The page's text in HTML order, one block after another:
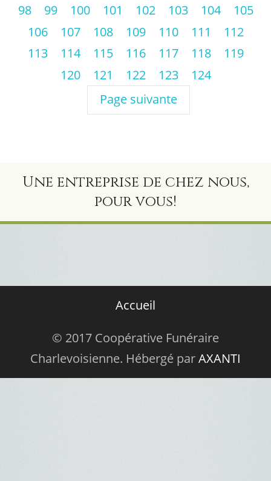
98
99 100 101 102 103 104
105
106
107 108 109 110 111
112
113
114 115 116 117 118
119
120
121 122 123
124
Page suivante
Une entreprise de chez nous,
pour vous!
Accueil
© 2017 Coopérative Funéraire
Charlevoisienne. Hébergé parAXANTI